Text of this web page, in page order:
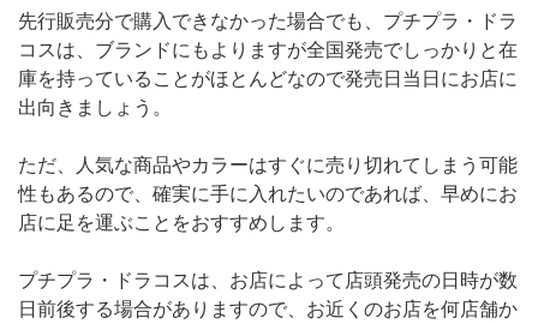
先行販売分で購入できなかった場合でも、プチプラ・ドラ
コスは、ブランドにもよりますが全国発売でしっかりと在
庫を持っていることがほとんどなので発売日当日にお店に
出向きましょう。
ただ、人気な商品やカラーはすぐに売り切れてしまう可能
性もあるので、確実に手に入れたいのであれば、早めにお
店に足を運ぶことをおすすめします。
プチプラ・ドラコスは、お店によって店頭発売の日時が数
日前後する場合がありますので、お近くのお店を何店舗か